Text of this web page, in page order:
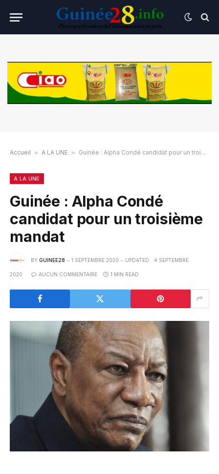
Accueil » A LA UNE » Guinée : Alpha Condé candidat pour un troisième mandat
A LA UNE
Guinée : Alpha Condé
candidat pour un troisième
mandat
BY GUINEE28 1 SEPTEMBRE 2020 UPDATED: 4 SEPTEMBRE
2020 AUCUN COMMENTAIRE 1 MIN READ